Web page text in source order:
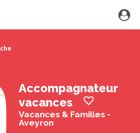
Accompagnateur
vacances
Vacances & Familles -
Aveyron